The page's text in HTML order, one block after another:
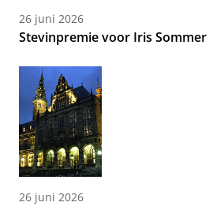
26 juni 2026
Stevinpremie voor Iris Sommer
26 juni 2026